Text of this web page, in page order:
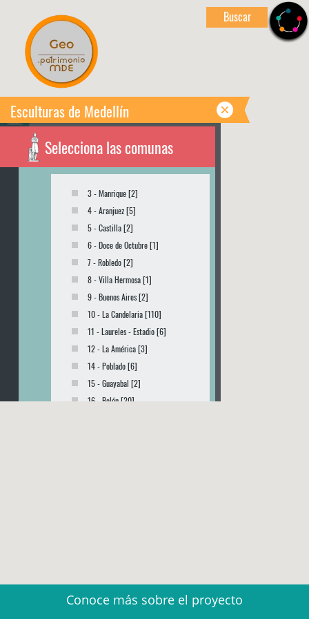
Buscar
Esculturas de Medellín
Selecciona las comunas
3 - Manrique [2]
4 - Aranjuez [5]
5 - Castilla [2]
6 - Doce de Octubre [1]
7 - Robledo [2]
8 - Villa Hermosa [1]
9 - Buenos Aires [2]
10 - La Candelaria [110]
11 - Laureles - Estadio [6]
12 - La América [3]
14 - Poblado [6]
15 - Guayabal [2]
16 - Belén [20]
Conoce más sobre el proyecto